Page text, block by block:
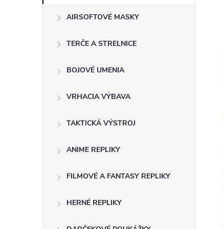
AIRSOFTOVÉ MASKY
TERČE A STRELNICE
BOJOVÉ UMENIA
VRHACIA VÝBAVA
TAKTICKÁ VÝSTROJ
ANIME REPLIKY
FILMOVÉ A FANTASY REPLIKY
HERNÉ REPLIKY